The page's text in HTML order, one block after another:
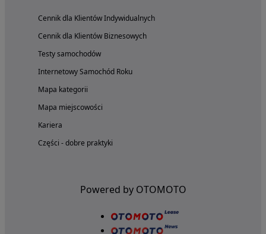
Cennik dla Klientów Indywidualnych
Cennik dla Klientów Biznesowych
Testy samochodów
Internetowy Samochód Roku
Mapa kategorii
Mapa miejscowości
Kariera
Części - dobre praktyki
Powered by OTOMOTO